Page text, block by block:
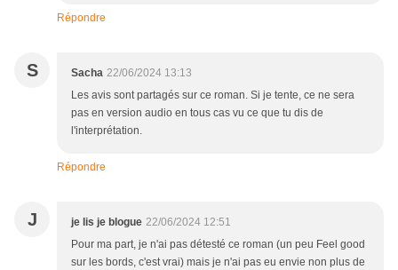
Répondre
S Sacha 22/06/2024 13:13
Les avis sont partagés sur ce roman. Si je tente, ce ne sera
pas en version audio en tous cas vu ce que tu dis de
l'interprétation.
Répondre
J je lis je blogue 22/06/2024 12:51
Pour ma part, je n'ai pas détesté ce roman (un peu Feel good
sur les bords, c'est vrai) mais je n'ai pas eu envie non plus de